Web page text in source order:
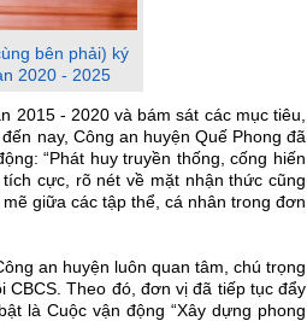
bên phải) ký
2020 - 2025
2015 - 2020 và bám sát các mục tiêu,
nay, Công an huyện Quế Phong đã
“Phát huy truyền thống, cống hiến
cực, rõ nét về mặt nhận thức cũng
giữa các tập thể, cá nhân trong đơn
an huyện luôn quan tâm, chú trọng
Theo đó, đơn vị đã tiếp tục đẩy
là Cuộc vận động “Xây dựng phong